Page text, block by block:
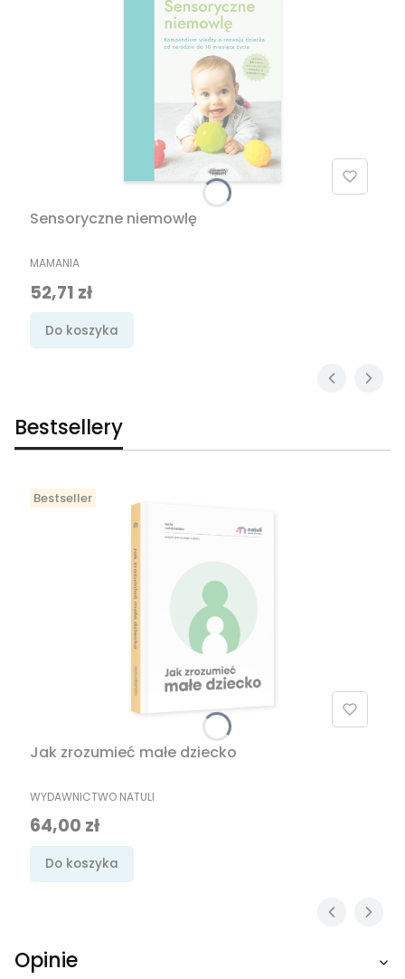
Sensoryczne niemowlę
PRODUCENT
MAMANIA
Cena promocyjna
52,71 zł
Do koszyka
Bestsellery
Bestseller
Jak zrozumieć małe dziecko
PRODUCENT
WYDAWNICTWO NATULI
Cena
64,00 zł
Do koszyka
Opinie